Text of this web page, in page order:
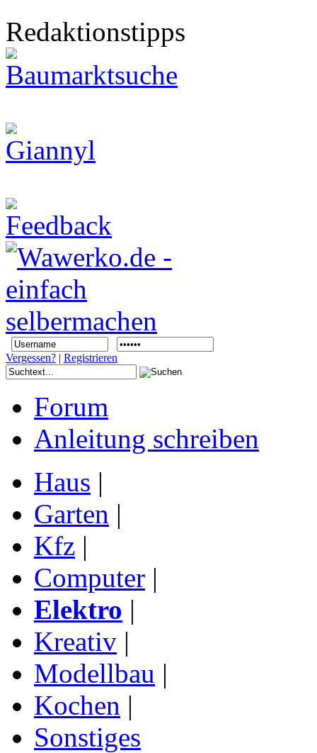
Redaktionstipps
Vergessen? | Registrieren
Forum
Anleitung schreiben
Haus |
Garten |
Kfz |
Computer |
Elektro |
Kreativ |
Modellbau |
Kochen |
Sonstiges